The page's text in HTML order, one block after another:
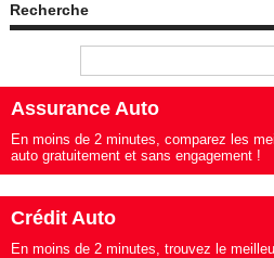
Recherche
Assurance Auto
En moins de 2 minutes, comparez les
auto gratuitement et sans engagement !
Crédit Auto
En moins de 2 minutes, trouvez le